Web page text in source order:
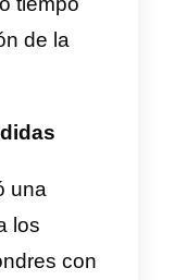
y audios para
que en
éxito
17,000